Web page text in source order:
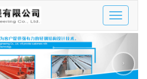
Toggle
›